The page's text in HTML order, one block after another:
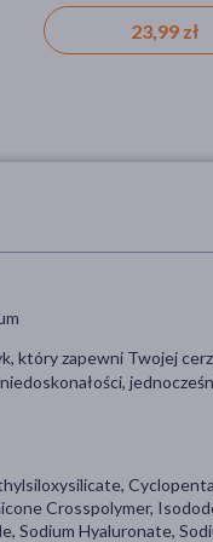
39,19 zł
przebarwienia, wągry,
zmęczenie, dla87,29 zł
23,99 zł
który zapewni Twojej
Crosspolymer,
Sodium Hyaluronate,